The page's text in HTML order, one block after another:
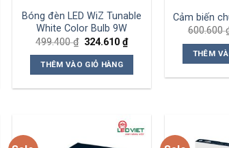
Bóng đèn LED WiZ Tunable
White Color Bulb 9W
499.400₫ Giá
là:
499.400 ₫.
324.610₫Giá
hiện
324.610 ₫.
THÊM VÀO GIỎ HÀNG
Cảm biến
600.600
THÊM